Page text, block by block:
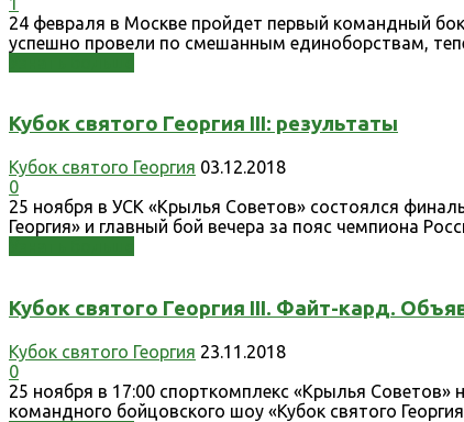
24 февраля в Москве пройдет первый командный
успешно провели по смешанным единоборствам,
Кубок святого Георгия III: результаты
Кубок святого Георгия 03.12.2018
0
25 ноября в УСК «Крылья Советов» состоялся
Георгия» и главный бой вечера за пояс чемпиона
Кубок святого Георгия III. Файт-кард.
Кубок святого Георгия 23.11.2018
0
25 ноября в 17:00 спорткомплекс «Крылья
командного бойцовского шоу «Кубок святого